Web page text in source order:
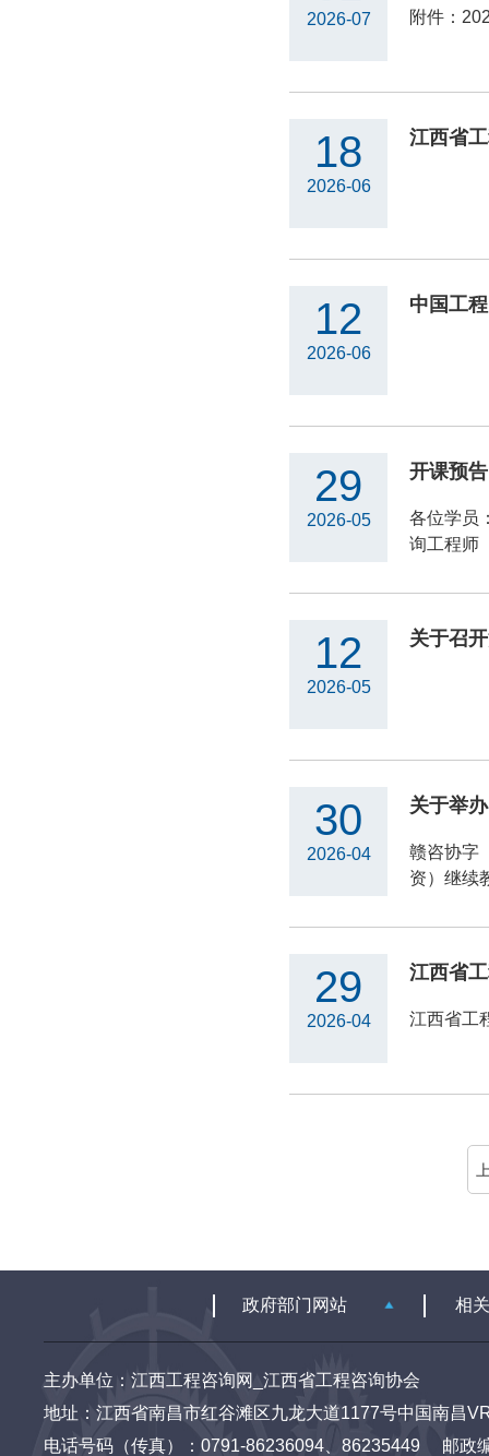
2026-07 附件：
18
2026-06
12
2026-06
29
2026-05
开课预
各位学员
询工程师
12
2026-05
关于召
30
2026-04
赣咨协字
资）继续
29
2026-04 江西省工
主办单位：江西工程咨询网_江西省工程咨询协会
地址：江西省南昌市红谷滩区九龙大道1177号中国南昌
电话号码（传真）：0791-86236094、86235449 邮